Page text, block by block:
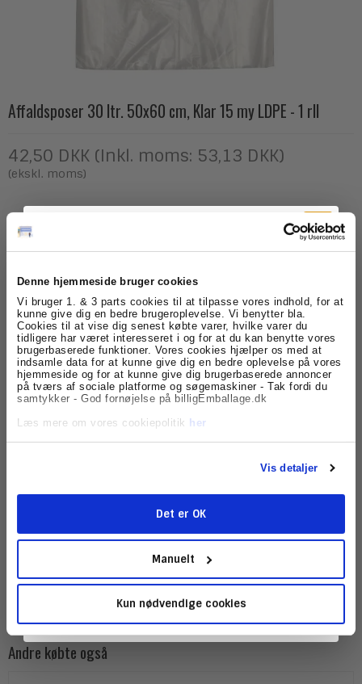
Denne hjemmeside bruger cookies
Vi bruger 1. & 3 parts cookies til at tilpasse vores indhold, for at
kunne give dig en bedre brugeroplevelse. Vi benytter bla.
Cookies til at vise dig senest købte varer, hvilke varer du
tidligere har været interesseret i og for at du kan benytte vores
brugerbaserede funktioner. Vores cookies hjælper os med at
indsamle data for at kunne give dig en bedre oplevelse på vores
hjemmeside og for at kunne give dig brugerbaserede annoncer
på tværs af sociale platforme og søgemaskiner - Tak fordi du
samtykker - God fornøjelse på billigEmballage.dk
Læs mere om vores cookiepolitik
her
Vis detaljer
Det er OK
Manuelt
Kun nødvendige cookies
Affaldsposer 30 ltr. 50x60 cm, Klar 15 my LDPE - 1 rll
42,50 DKK (Inkl. moms: 53,13 DKK)
(ekskl. moms)
Model/Varenr.: 301337
Lagerstatus:
På lager
stk. Køb
Beskrivelse
Denne affaldspose kommer i en blød kvalitet, posen er
med fals.
Rumindholdet på posen er 30 liter og har en størrelse
der hedder 50 x 60 sm.
Klar mat er farven på affaldsposen, materialet er LDPE-
plast. LDPE er en forkortelses for "Low density
Rullen indeholder 50 poser og tykkelsen på posen er
Denne pose er ikke til direkte kontakt med fødevarer.
samt 30 liter rumindhold i størrelsen 50 x 60 cm.
Affaldsposen har en klar mat farve af materialet LDPE-
plast med 16my tykkelse. Leveres i rulle indeholdende
Andre købte også
Tilmeld dig
nyhedsbrevet
Få skarpe tilbud, nyheder og eksklusive
kundefordele, direkte i din indbakke.
Tilmeld